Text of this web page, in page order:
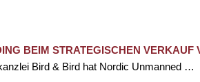
BEIM STRATEGISCHEN VERKAUF
Bird & Bird hat Nordic Unmanned …